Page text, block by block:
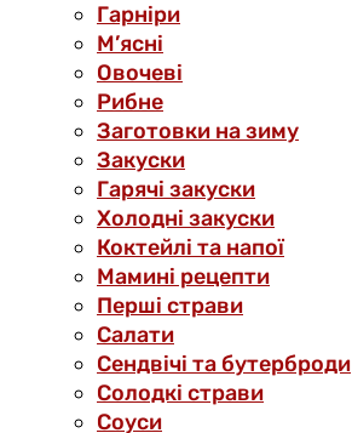
Гарніри
М’ясні
Овочеві
Рибне
Заготовки на зиму
Закуски
Гарячі закуски
Холодні закуски
Коктейлі та напої
Мамині рецепти
Перші страви
Салати
Сендвічі та бутерброди
Солодкі страви
Соуси